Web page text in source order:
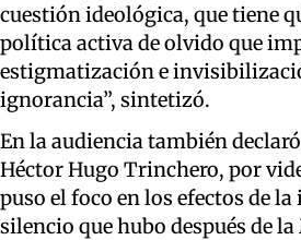
cuestión ideológica, que tiene
política activa de olvido que
estigmatización e
ignorancia”, sintetizó.
En la audiencia también
Héctor Hugo Trinchero, por
puso el foco en los efectos de
silencio que hubo después de